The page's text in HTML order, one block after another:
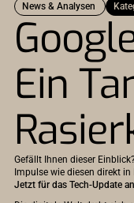
News & Analysen
Ein
Gefällt Ihnen dieser
Impulse wie diesen direkt
Jetzt für das Tech-Update